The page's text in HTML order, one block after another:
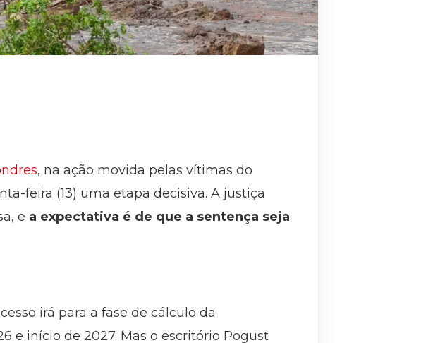
, na ação movida pelas vítimas do
feira (13) uma etapa decisiva. A justiça
e a expectativa é de que a sentença seja
irá para a fase de cálculo da
e início de 2027. Mas o escritório Pogust